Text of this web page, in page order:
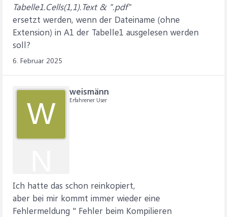
Tabelle1.Cells(1,1).Text & ".pdf"
ersetzt werden, wenn der Dateiname (ohne
Extension) in A1 der Tabelle1 ausgelesen werden
soll?
6. Februar 2025
W
weismänn
Erfahrener User
Ich hatte das schon reinkopiert,
aber bei mir kommt immer wieder eine
Fehlermeldung " Fehler beim Kompilieren